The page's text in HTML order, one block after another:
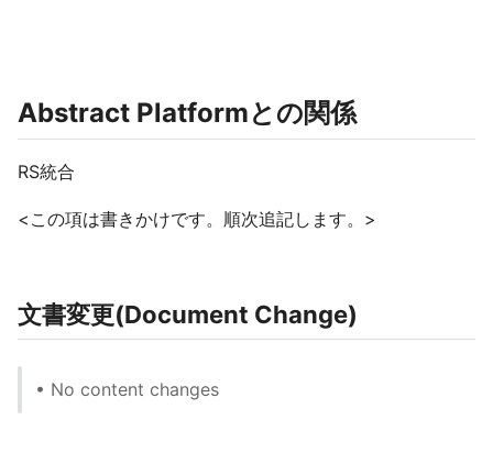
Abstract Platformとの関係
RS統合
<この項は書きかけです。順次追記します。>
文書変更(Document Change)
• No content changes